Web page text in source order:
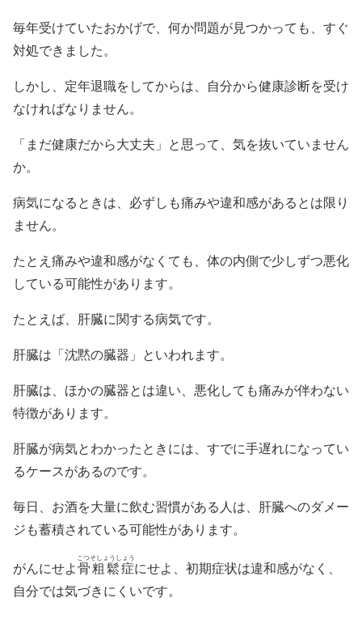
毎年受けていたおかげで、何か問題が見つかっても、すぐ
対処できました。
しかし、定年退職をしてからは、自分から健康診断を受け
なければなりません。
「まだ健康だから大丈夫」と思って、気を抜いていません
か。
病気になるときは、必ずしも痛みや違和感があるとは限り
ません。
たとえ痛みや違和感がなくても、体の内側で少しずつ悪化
している可能性があります。
たとえば、肝臓に関する病気です。
肝臓は「沈黙の臓器」といわれます。
肝臓は、ほかの臓器とは違い、悪化しても痛みが伴わない
特徴があります。
肝臓が病気とわかったときには、すでに手遅れになってい
るケースがあるのです。
毎日、お酒を大量に飲む習慣がある人は、肝臓へのダメー
ジも蓄積されている可能性があります。
がんにせよ骨粗鬆症
こつそしょうしょう
にせよ、初期症状は違和感がなく、
自分では気づきにくいです。